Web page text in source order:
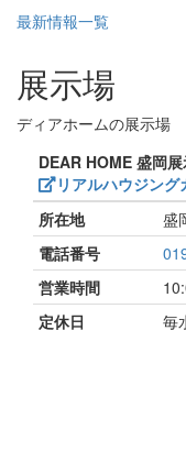
最新情報一覧
展示場
ディアホームの展示場
DEAR HOME 盛岡
リアルハウジン
所在地
盛
電話番号
営業時間
定休日
毎